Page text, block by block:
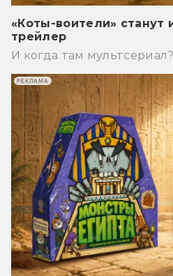
«Коты-воители» станут
трейлер
И когда там мультсериал?
РЕКЛАМА